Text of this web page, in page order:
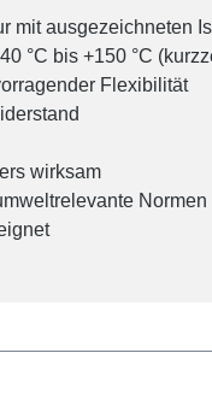
mit ausgezeichneten
°C bis +150 °C
Flexibilität
wirksam